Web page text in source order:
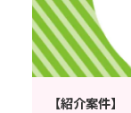
【紹介案件